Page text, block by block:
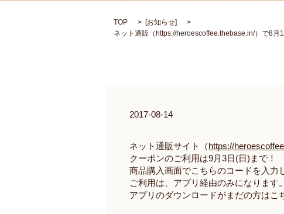
TOP [お知らせ]
ネット通販（https://heroescoffee.thebase.in/）で8月
2017-08-14
ネット通販サイト（https://
クーポンのご利用は9月3日(日) まで！
商品購入画面でこちらのコードを入力
ご利用は、アプリ経由のみになります。
アプリのダウンロードがまだの方はこ